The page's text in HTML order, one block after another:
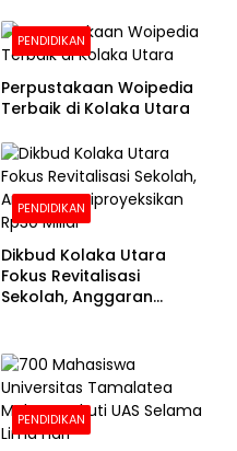
Foto Putrinya Perlihatkan
Ijazah
PENDIDIKAN
Perpustakaan Woipedia
Terbaik di Kolaka Utara
PENDIDIKAN
Dikbud Kolaka Utara
Fokus Revitalisasi
Sekolah, Anggaran
PENDIDIKAN